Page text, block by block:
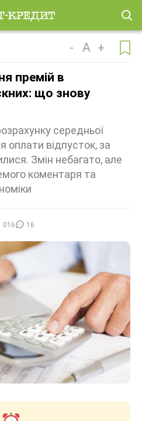
- A +
премій в
що знову
середньої
оплати відпусток, за
Змін небагато, але
коментаря та
016 16